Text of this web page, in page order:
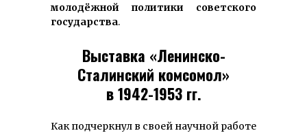
молодёжной политики советского
государства.
Выставка «Ленинско-
Сталинский комсомол»
в 1942-1953 гг.
Как подчеркнул в своей научной работе